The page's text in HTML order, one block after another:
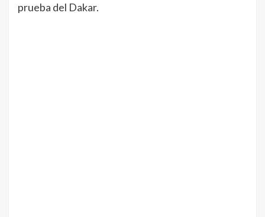
prueba del Dakar.